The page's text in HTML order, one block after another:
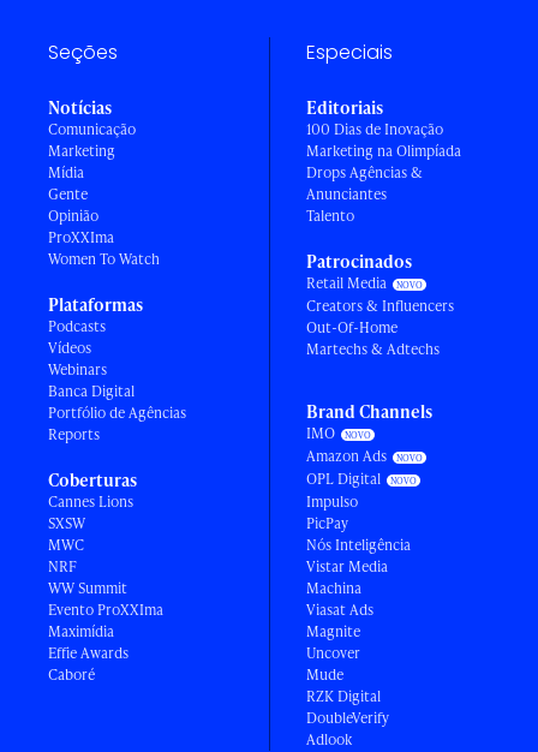
Seções
Notícias
Comunicação
Marketing
Mídia
Gente
Opinião
ProXXIma
Women To Watch
Plataformas
Podcasts
Vídeos
Webinars
Banca Digital
Portfólio de Agências
Reports
Coberturas
Cannes Lions
SXSW
MWC
NRF
WW Summit
Evento ProXXIma
Maximídia
Effie Awards
Caboré
Especiais
Editoriais
100 Dias de Inovação
Marketing na Olimpíada
Drops Agências &
Anunciantes
Talento
Patrocinados
Retail Media
Creators & Influencers
Out-Of-Home
Martechs & Adtechs
Brand Channels
IMO
Amazon Ads
OPL Digital
Impulso
PicPay
Nós Inteligência
Vistar Media
Machina
Viasat Ads
Magnite
Uncover
Mude
RZK Digital
DoubleVerify
Adlook